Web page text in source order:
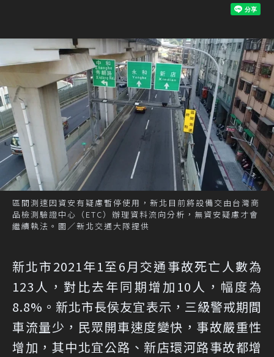
區間測速因資安有疑慮暫停使用，新北目前將設備交由台灣商
品檢測驗證中心（ETC）辦理資料流向分析，無資安疑慮才會
繼續執法。圖／新北交通大隊提供
新北市2021年1至6月交通事故死亡人數為
123人，對比去年同期增加10人，幅度為
8.8%。新北市長侯友宜表示，三級警戒期間
車流量少，民眾開車速度變快，事故嚴重性
增加，其中北宜公路、新店環河路事故都增